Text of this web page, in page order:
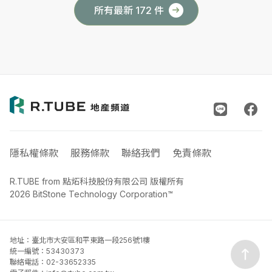
所有最新 172 件
R.TUBE from 點炻科技股份有限公司 版權所有
2026 BitStone Technology Corporation™
隱私權條款 服務條款 聯絡我們 免責條款
地址：臺北市大安區和平東路一段256號1樓
統一編號：53430373
聯絡電話：02-33652335